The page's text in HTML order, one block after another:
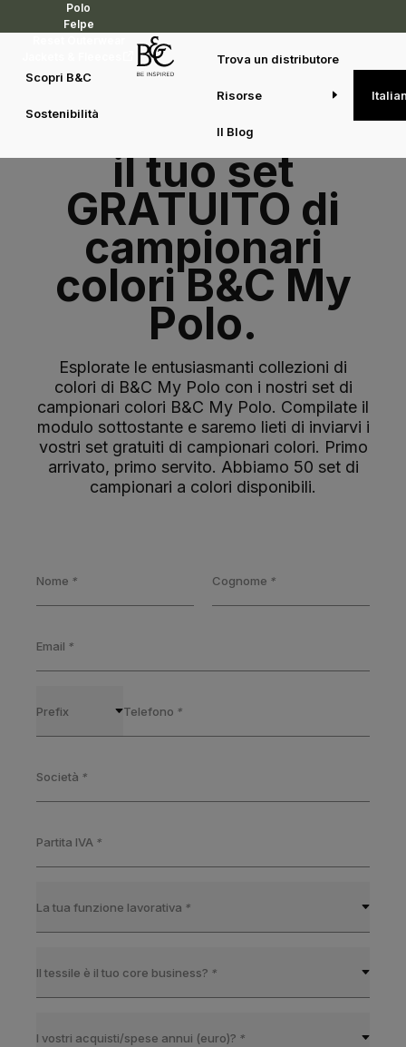
Polo
Felpe
Scopri B&C
Sostenibilità
Trova un distributore
Risorse
Il Blog
Richiedi subito
il tuo set
GRATUITO di
campionari
colori B&C My
Polo.
Esplorate le entusiasmanti collezioni di
colori di B&C My Polo con i nostri set di
campionari colori B&C My Polo. Compilate il
modulo sottostante e saremo lieti di inviarvi i
vostri set gratuiti di campionari colori. Primo
arrivato, primo servito. Abbiamo 50 set di
campionari a colori disponibili.
Nome * Cognome *
Email *
Prefix Telefono *
Società *
Partita IVA *
La tua funzione lavorativa *
Il tessile è il tuo core business? *
I vostri acquisti/spese annui (euro)? *